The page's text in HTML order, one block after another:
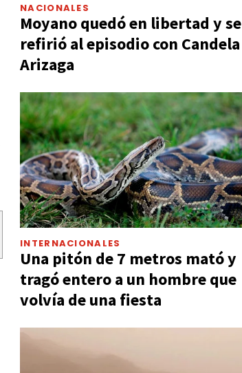
NACIONALES
Moyano quedó en libertad y se
refirió al episodio con Candela
Arizaga
INTERNACIONALES
Una pitón de 7 metros mató y
tragó entero a un hombre que
volvía de una fiesta